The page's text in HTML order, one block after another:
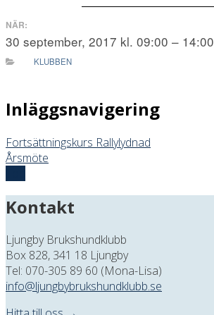
NÄR:
30 september, 2017 kl. 09:00 – 14:00
KLUBBEN
Inläggsnavigering
Fortsättningskurs Rallylydnad
Årsmöte
Kontakt
Ljungby Brukshundklubb
Box 828, 341 18 Ljungby
Tel: 070-305 89 60 (Mona-Lisa)
info@ljungbybrukshundklubb.se